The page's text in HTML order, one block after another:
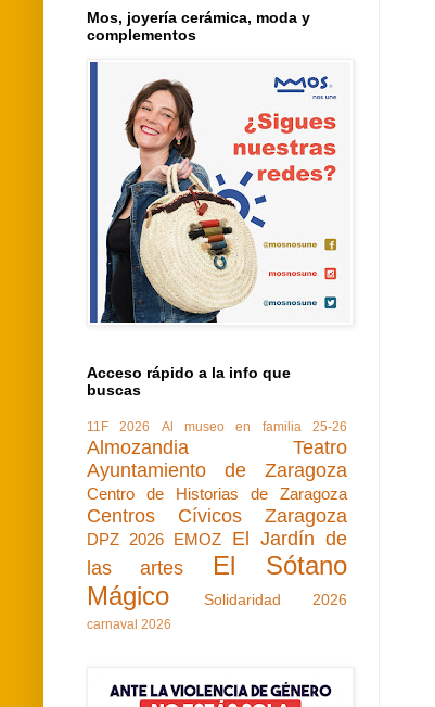
Mos, joyería cerámica, moda y
complementos
Acceso rápido a la info que
buscas
11F 2026 Al museo en familia 25-26
Almozandia Teatro
Ayuntamiento de Zaragoza
Centro de Historias de Zaragoza
Centros Cívicos Zaragoza
DPZ 2026 EMOZ
El Jardín de
las artes
El Sótano
Mágico
Solidaridad 2026
carnaval 2026